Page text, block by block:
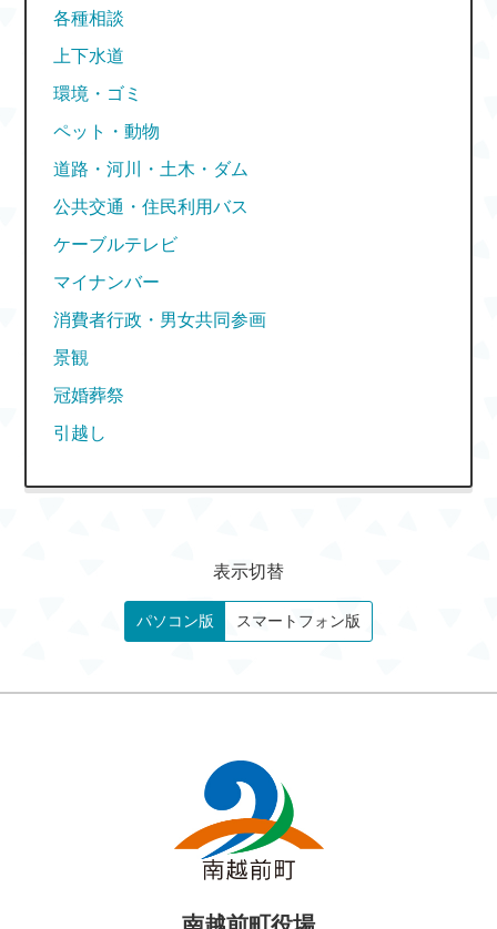
各種相談
上下水道
環境・ゴミ
ペット・動物
道路・河川・土木・ダム
公共交通・住民利用バス
ケーブルテレビ
マイナンバー
消費者行政・男女共同参画
景観
冠婚葬祭
引越し
表示切替
パソコン版 スマートフォン版